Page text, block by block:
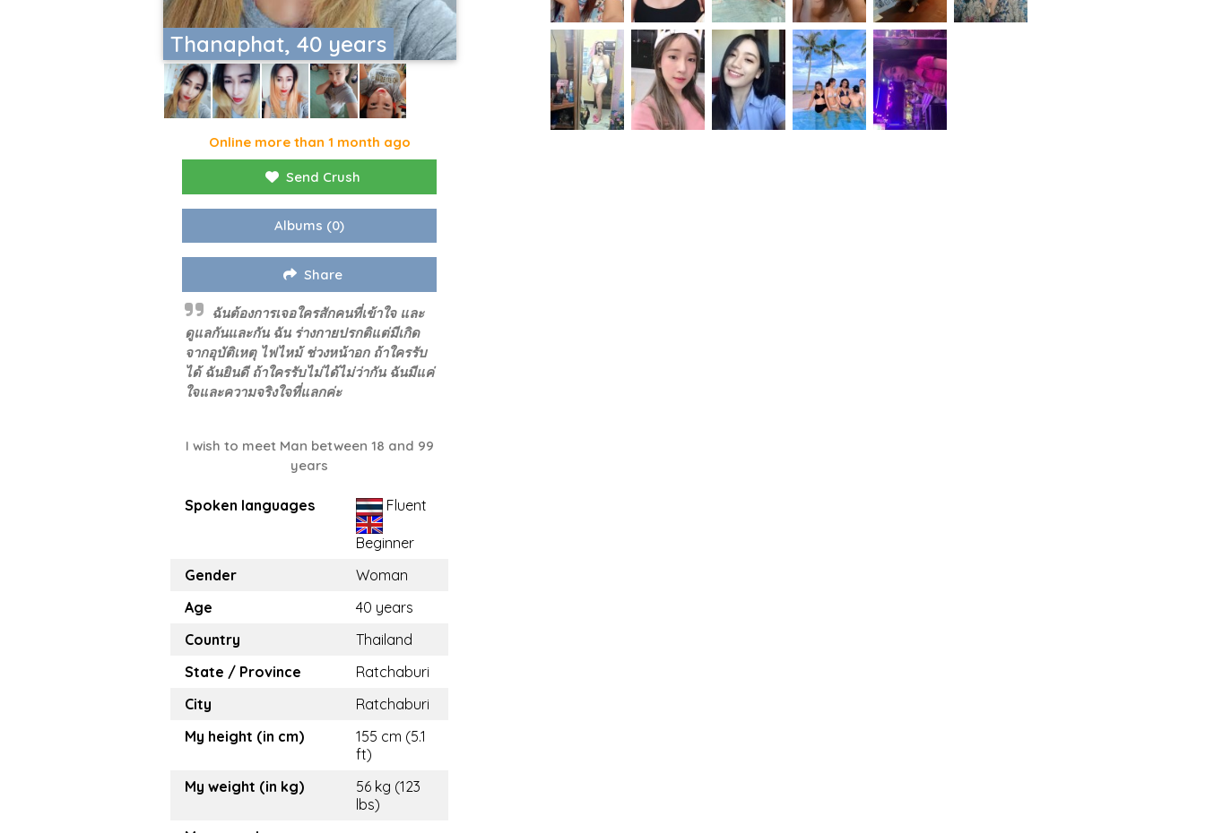
Thanaphat, 40 years
Online more than 1 month ago
Send Crush
Albums (0)
Share
ฉันต้องการเจอใครสักคนที่เข้าใจ และ
ดูแลกันและกัน ฉัน ร่างกายปรกติแต่มีเกิด
จากอุบัติเหตุ ไฟไหม้ ช่วงหน้าอก ถ้าใครรับ
ได้ ฉันยินดี ถ้าใครรับไม่ได้ไม่ว่ากัน ฉันมีแค่
ใจและความจริงใจที่แลกค่ะ
I wish to meet Man between 18 and 99
years
Spoken languages Fluent
Beginner
Gender
Woman
Age
40 years
Country
Thailand
State / Province
Ratchaburi
City
Ratchaburi
My height (in cm)
155 cm (5.1
ft)
My weight (in kg)
56 kg (123
lbs)